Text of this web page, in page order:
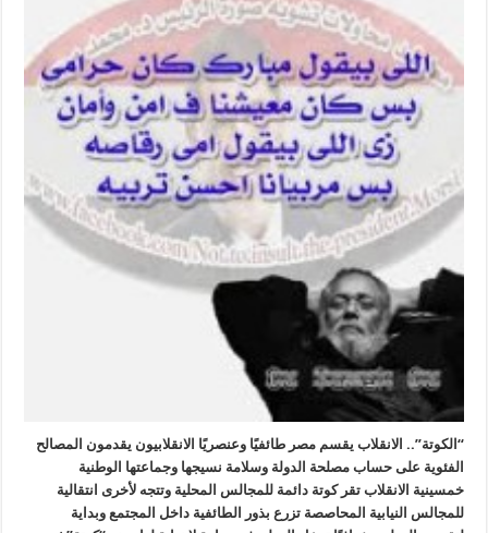
“الكوتة”.. الانقلاب يقسم مصر طائفيًا وعنصريًا الانقلابيون يقدمون المصالح
الفئوية على حساب مصلحة الدولة وسلامة نسيجها وجماعتها الوطنية
خمسينية الانقلاب تقر كوتة دائمة للمجالس المحلية وتتجه لأخرى انتقالية
للمجالس النيابية المحاصصة تزرع بذور الطائفية داخل المجتمع وبداية